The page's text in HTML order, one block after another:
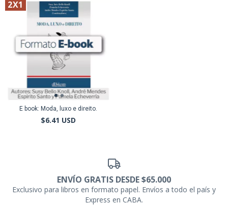
2X1
E book: Moda, luxo e direito.
$6.41 USD
ENVÍO GRATIS DESDE $65.000
Exclusivo para libros en formato papel. Envíos a todo el país y
Express en CABA.